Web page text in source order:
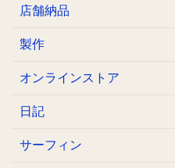
店舗納品
製作
オンラインストア
日記
サーフィン